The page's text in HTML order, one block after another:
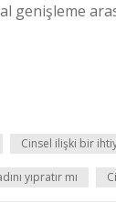
genişleme
Cinsel ilişki bir
yıpratır mı